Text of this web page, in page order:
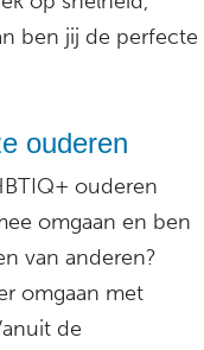
ben jij de perfecte
ouderen
ouderen
omgaan en ben
van anderen?
omgaan met
de